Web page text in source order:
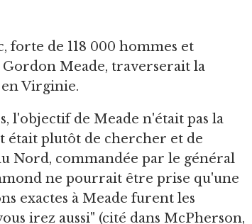
forte de 118 000 hommes et
Meade, traverserait la
Virginie.
l'objectif de Meade n'était pas la
était plutôt de chercher et de
Nord, commandée par le général
ne pourrait être prise qu'une
exactes à Meade furent les
irez aussi" (cité dans McPherson,